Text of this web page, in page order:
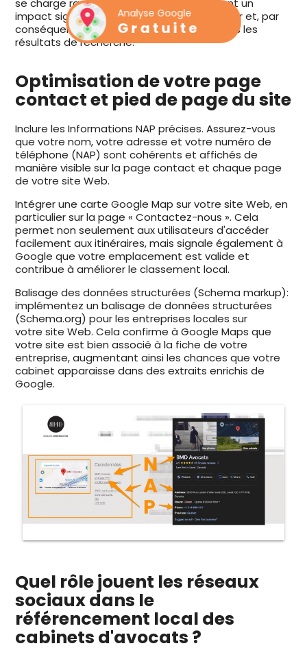
se charge rapidement, car ces aspects ont un
impact significatif sur l'expérience utilisateur et, par
conséquent, sur votre positionnement dans les
résultats de recherche.
Optimisation de votre page
contact et pied de page du site
Inclure les Informations NAP précises. Assurez-vous
que votre nom, votre adresse et votre numéro de
téléphone (NAP) sont cohérents et affichés de
manière visible sur la page contact et chaque page
de votre site Web.
Intégrer une carte Google Map sur votre site Web, en
particulier sur la page « Contactez-nous ». Cela
permet non seulement aux utilisateurs d'accéder
facilement aux itinéraires, mais signale également à
Google que votre emplacement est valide et
contribue à améliorer le classement local.
Balisage des données structurées (Schema markup):
implémentez un balisage de données structurées
(Schema.org) pour les entreprises locales sur
votre site Web. Cela confirme à Google Maps que
votre site est bien associé à la fiche de votre
entreprise, augmentant ainsi les chances que votre
cabinet apparaisse dans des extraits enrichis de
Google.
Quel rôle jouent les réseaux
sociaux dans le
référencement local des
cabinets d'avocats ?
Analyse Google
Gratuite